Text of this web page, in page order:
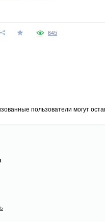
645
пользователи могут